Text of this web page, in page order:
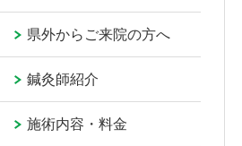
県外からご来院の方へ
鍼灸師紹介
施術内容・料金